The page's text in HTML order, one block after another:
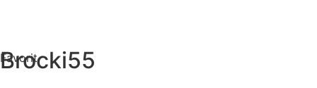
Favorit
Brocki55